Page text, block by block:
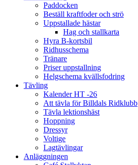
Paddocken
Beställ kraftfoder och strö
Uppstallade hästar
Hag och stallkarta
Hyra B-kortsbil
Ridhusschema
Tränare
Priser uppstallning
Helgschema kvällsfodring
Tävling
Kalender HT -26
Att tävla för Billdals Ridklubb
Tävla lektionshäst
Hoppning
Dressyr
Voltige
Lagtävlingar
Anläggningen